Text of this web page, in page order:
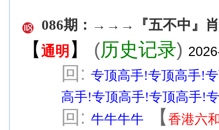
086期：→→→『五不中』
【 通明 】 (历史记录)
回: 专顶高手!专顶高手!
高手!专顶高手!专顶高手!
回: 牛牛牛牛 【香港六